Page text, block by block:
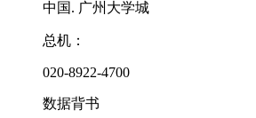
中国. 广州大学城
总机：
020-8922-4700
数据背书